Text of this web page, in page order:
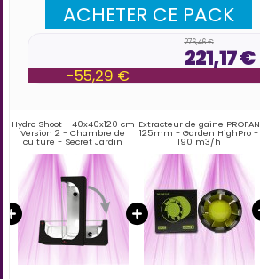
ACHETER CE PACK
221,17 €
-55,29 €
276,46 €
Hydro Shoot - 40x40x120 cm
Version 2 - Chambre de
culture - Secret Jardin
Extracteur de gaine PROFAN
125mm - Garden HighPro -
190 m3/h